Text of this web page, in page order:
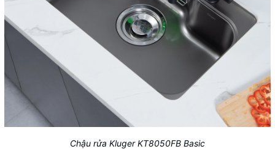
Chậu rửa Kluger KT8050FB Basic